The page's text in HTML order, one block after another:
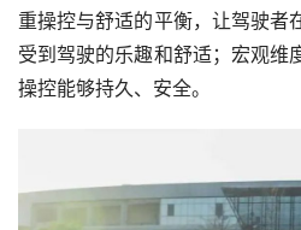
重操控与舒适的平衡，让驾驶者
受到驾驶的乐趣和舒适；宏观维
操控能够持久、安全。